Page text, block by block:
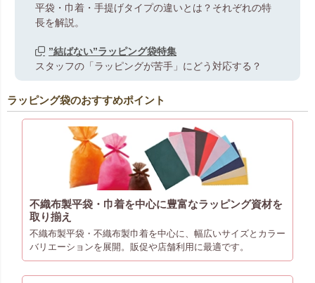
平袋・巾着・手提げタイプの違いとは？それぞれの特
長を解説。
”結ばない”ラッピング袋特集
スタッフの「ラッピングが苦手」にどう対応する？
ラッピング袋のおすすめポイント
不織布製平袋・巾着を中心に豊富なラッピング資材を
取り揃え
不織布製平袋・不織布製巾着を中心に、幅広いサイズとカラー
バリエーションを展開。販促や店舗利用に最適です。